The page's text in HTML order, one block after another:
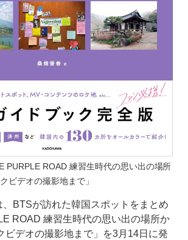
PURPLE ROAD 練習生時代の思い出の場所
ビデオの撮影地まで」
BTSが訪れた韓国スポットをまとめ
ROAD 練習生時代の思い出の場所か
ビデオの撮影地まで」を3月14日に発